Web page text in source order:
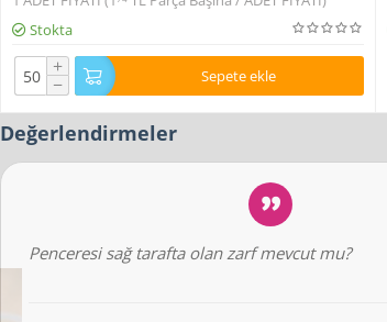
Stokta
+
− Sepete ekle
Değerlendirmeler
Penceresi sağ tarafta olan zarf mevcut mu?